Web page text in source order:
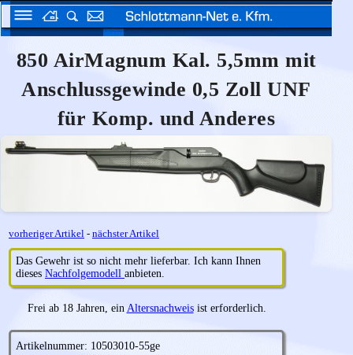
850 AirMagnum Kal. 5,5mm mit
Anschlussgewinde 0,5 Zoll UNF
für Komp. und Anderes
vorheriger Artikel - nächster Artikel
Das Gewehr ist so nicht mehr lieferbar. Ich kann Ihnen
dieses Nachfolgemodell anbieten.
Frei ab 18 Jahren, ein Altersnachweisist erforderlich.
Artikelnummer: 10503010-55ge